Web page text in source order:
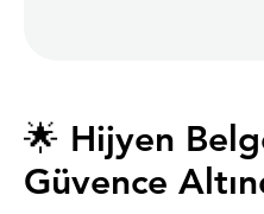
🌟 Hijyen
Güvence